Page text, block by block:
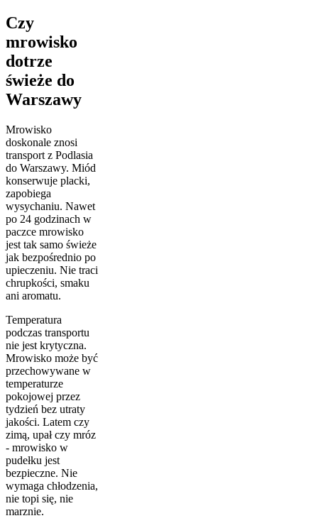
Czy
mrowisko
dotrze
świeże do
Warszawy
Mrowisko
doskonale znosi
transport z Podlasia
do Warszawy. Miód
konserwuje placki,
zapobiega
wysychaniu. Nawet
po 24 godzinach w
paczce mrowisko
jest tak samo świeże
jak bezpośrednio po
upieczeniu. Nie traci
chrupkości, smaku
ani aromatu.
Temperatura
podczas transportu
nie jest krytyczna.
Mrowisko może być
przechowywane w
temperaturze
pokojowej przez
tydzień bez utraty
jakości. Latem czy
zimą, upał czy mróz
- mrowisko w
pudełku jest
bezpieczne. Nie
wymaga chłodzenia,
nie topi się, nie
marznie.